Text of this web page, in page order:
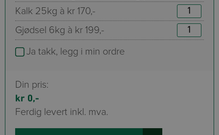
Kalk 25kg à
170
Gjødsel 6kg à
199
Ja takk, legg i min ordre
Din pris:
0
Ferdig levert inkl. mva.